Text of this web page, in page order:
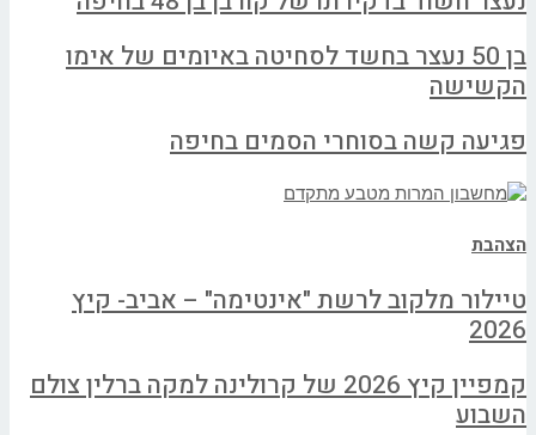
בן 50 נעצר בחשד לסחיטה באיומים של אימו
הקשישה
פגיעה קשה בסוחרי הסמים בחיפה
הצהבת
טיילור מלקוב לרשת "אינטימה" – אביב- קיץ
2026
קמפיין קיץ 2026 של קרולינה למקה ברלין צולם
השבוע